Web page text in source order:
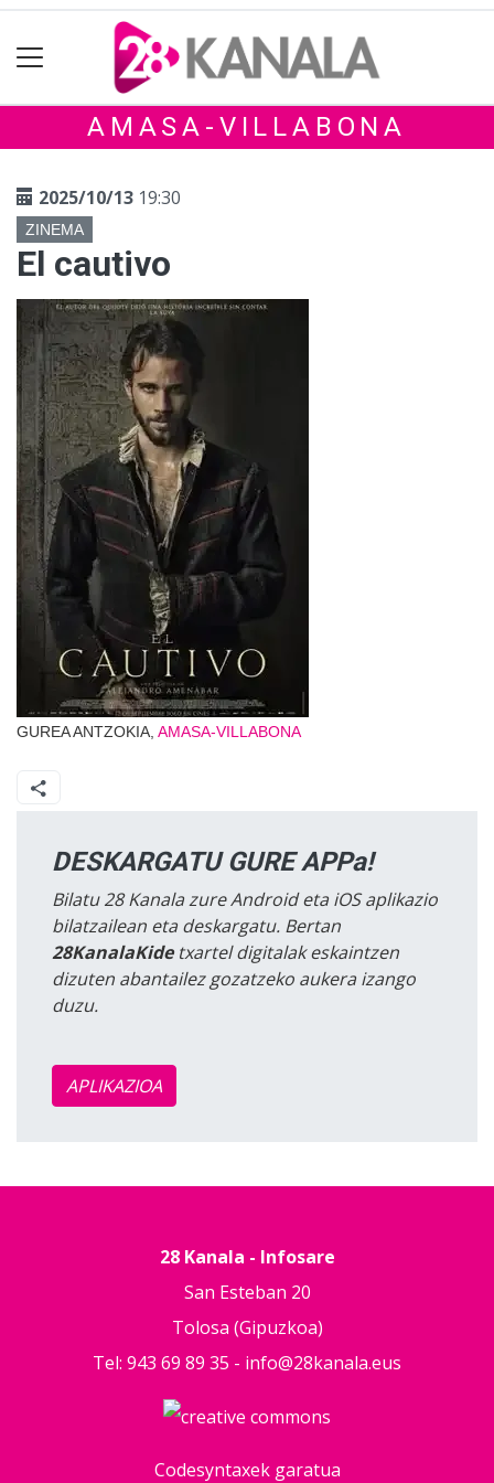
AMASA-VILLABONA
2025/10/13 19:30
ZINEMA
El cautivo
GUREA ANTZOKIA, AMASA-VILLABONA
DESKARGATU GURE APPa!
Bilatu 28 Kanala zure Android eta iOS aplikazio
bilatzailean eta deskargatu. Bertan
28KanalaKidetxartel digitalak eskaintzen
dizuten abantailez gozatzeko aukera izango
duzu.
APLIKAZIOA
28 Kanala - Infosare
San Esteban 20
Tolosa (Gipuzkoa)
Tel: 943 69 89 35 - info@28kanala.eus
Codesyntaxek garatua